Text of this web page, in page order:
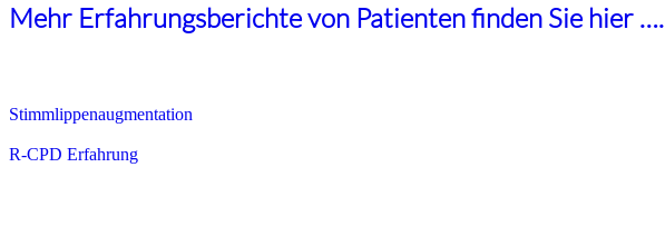
Mehr Erfahrungsberichte von Patienten finden Sie hier ….
Stimmlippenaugmentation
R-CPD Erfahrung